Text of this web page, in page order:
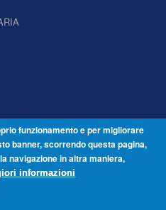
Fondazioni - Periodico telematico
n.7 del 22/07/2014 – ISSN 2421-2466
3488/U - 30123 Venezia - Italia -
funzionamento e per migliorare
banner, scorrendo questa pagina,
navigazione in altra maniera,
informazioni